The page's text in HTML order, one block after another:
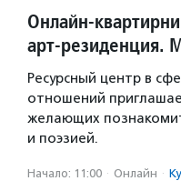
Онлайн-
арт-резиденция.
Ресурсный центр в
отношений
желающих
и поэзией.
Начало: 11:00 · Онлайн ·